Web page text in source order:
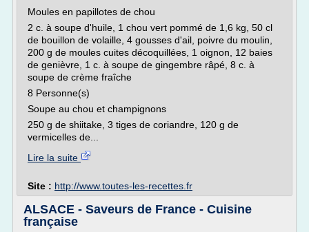
Moules en papillotes de chou
2 c. à soupe d'huile, 1 chou vert pommé de 1,6 kg, 50 cl
de bouillon de volaille, 4 gousses d'ail, poivre du moulin,
200 g de moules cuites décoquillées, 1 oignon, 12 baies
de genièvre, 1 c. à soupe de gingembre râpé, 8 c. à
soupe de crème fraîche
8 Personne(s)
Soupe au chou et champignons
250 g de shiitake, 3 tiges de coriandre, 120 g de
vermicelles de...
Lire la suite
Site : http://www.toutes-les-recettes.fr
ALSACE - Saveurs de France - Cuisine
française